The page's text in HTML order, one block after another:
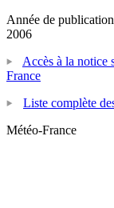
Année de publication
2006
Accès à la notice
France
Liste complète
Météo-France